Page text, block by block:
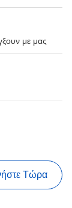
με μας
Τώρα